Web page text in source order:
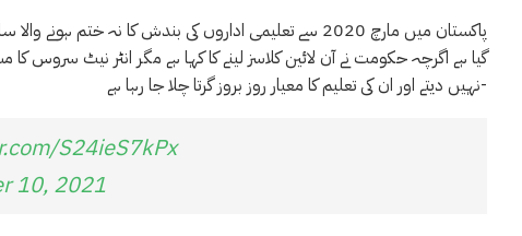
پاکستان میں مارچ 2020 سے تعلیمی اداروں کی بندش کا نہ
نہیں دیتے اور ان کی تعلیم کا معیار روز بروز گرتا چلا جا رہا ہے-
S24ieS7kPx
10, 2021